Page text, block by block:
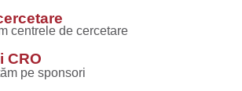
centrele de cercetare
CRO
pe sponsori